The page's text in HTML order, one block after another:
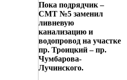
Пока подрядчик –
СМТ №5 заменил
ливневую
канализацию и
водопровод на участке
пр. Троицкий – пр.
Чумбарова-
Лучинского.